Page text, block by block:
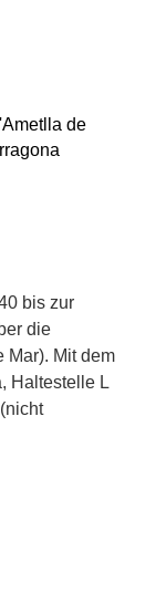
de
bis zur
die
Mar). Mit dem
Haltestelle L